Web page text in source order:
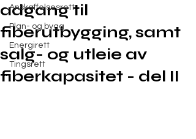
Anskaffelsesrett
Plan- og bygg
Energirett
Tingsrett
adgang til
fiberutbygging, samt
salg- og utleie av
fiberkapasitet - del II